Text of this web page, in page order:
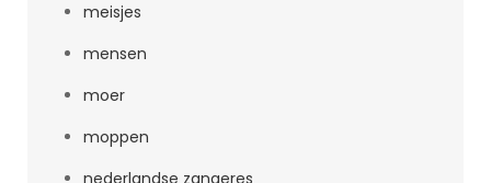
meisjes
mensen
moer
moppen
nederlandse zangeres